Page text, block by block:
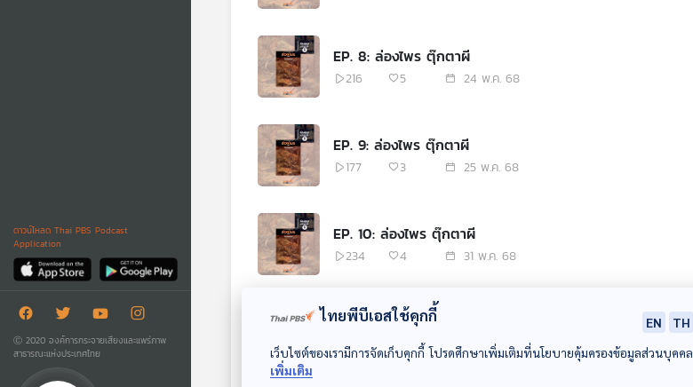
ดาวน์โหลด Thai PBS Podcast
Application
Ⓒ 2020 องค์การกระจายเสียงและแพร่ภาพ
สาธารณะแห่งประเทศไทย
EP. 8: ล่องไพร ตุ๊กตาผี
216 5 24 พ.ค. 68
EP. 9: ล่องไพร ตุ๊กตาผี
177 3 25 พ.ค. 68
EP. 10: ล่องไพร ตุ๊กตาผี
234 4 31 พ.ค. 68
EP. 11: ล่องไพร ตุ๊กตาผี
277 20 เม.ย. 68
ไทยพีบีเอสใช้คุกกี้ EN
TH
เว็บไซต์ของเรามีการจัดเก็บคุกกี้ โปรดศึกษาเพิ่มเติมที่นโยบายคุ้มครองข้อมูลส่วนบุคคล
เพิ่มเติม